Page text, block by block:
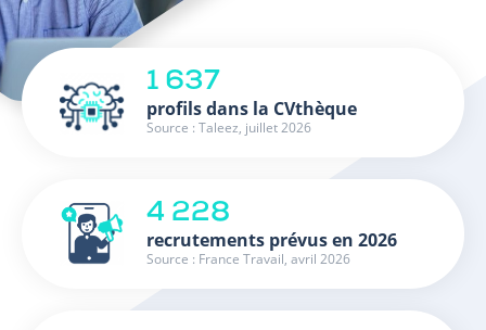
1 637
profils dans la CVthèque
Source : Taleez, juillet 2026
4 228
recrutements prévus en 2026
Source : France Travail, avril 2026